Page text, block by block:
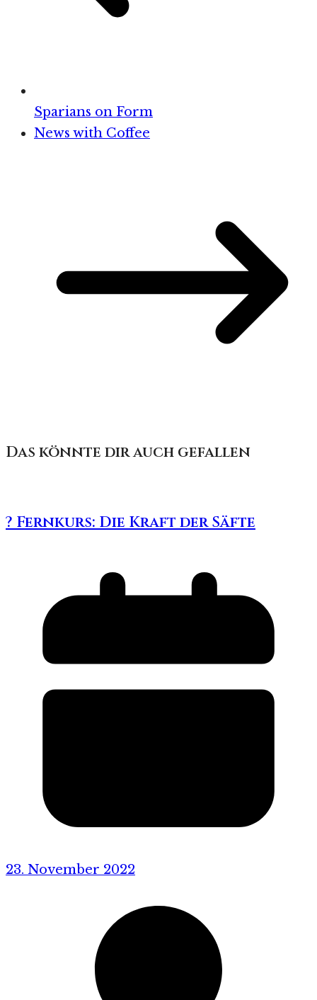
Sparians on Form
News with Coffee
Das könnte dir auch gefallen
? Fernkurs: Die Kraft der Säfte
23. November 2022